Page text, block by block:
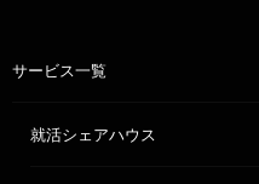
サービス一覧
就活シェアハウス